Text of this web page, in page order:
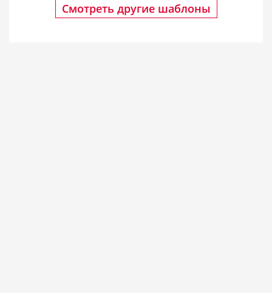
Смотреть другие шаблоны